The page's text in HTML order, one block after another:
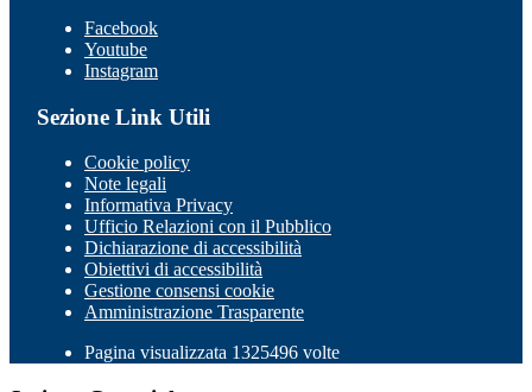
Facebook
Youtube
Instagram
Sezione Link Utili
Cookie policy
Note legali
Informativa Privacy
Ufficio Relazioni con il Pubblico
Dichiarazione di accessibilità
Obiettivi di accessibilità
Gestione consensi cookie
Amministrazione Trasparente
Pagina visualizzata 1325496 volte